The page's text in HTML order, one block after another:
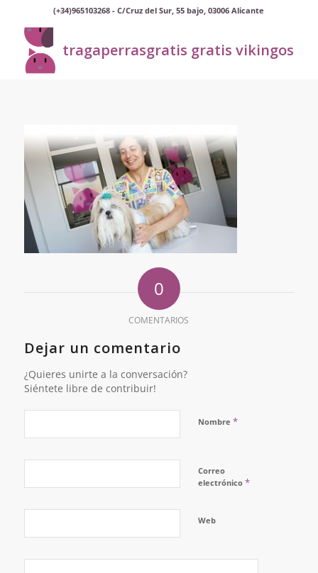
(+34)965103268 - C/Cruz del Sur, 55 bajo, 03006 Alicante
tragaperrasgratis gratis vikingos
0
COMENTARIOS
Dejar un comentario
¿Quieres unirte a la conversación?
Siéntete libre de contribuir!
Nombre *
Correo
electrónico *
Web